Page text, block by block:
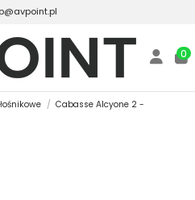
0
Cabasse Alcyone 2 -